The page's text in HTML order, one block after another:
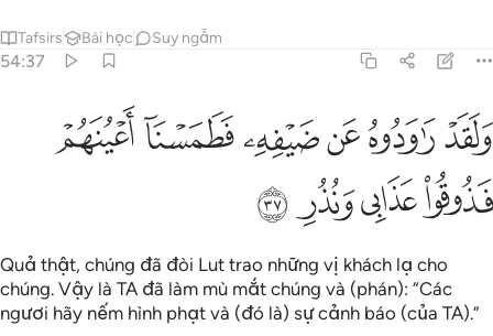
Tafsirs Bài học Suy ngẫm
54:37
ولقد راودوه عن ضيفه فطمسنا اعينهم فذوقوا عذابي ونذر ٣٧
وَلَقَدْ رَٰوَدُوهُ عَن ضَيْفِهِۦ فَطَمَسْنَآ أَعْيُنَهُمْ فَذُوقُوا۟ عَذَابِى وَنُذُرِ ٣٧
ﲅﲆﲇﲈﲉﲊ
ﲋﲌﲍﲎ
Quả thật, chúng đã đòi Lut trao những vị khách lạ cho
chúng. Vậy là TA đã làm mù mắt chúng và (phán): “Các
ngươi hãy nếm hình phạt và (đó là) sự cảnh báo (của TA).”